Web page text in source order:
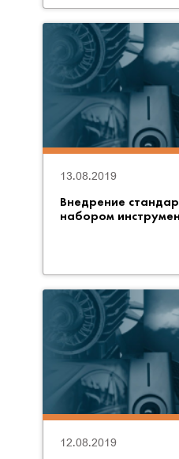
Внедрение
набором
13.08.2019
12.08.2019